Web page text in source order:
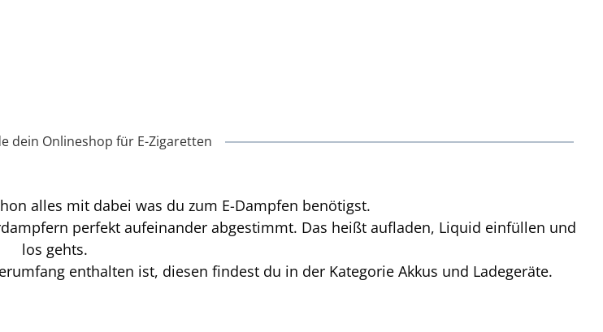
dein Onlineshop für E-Zigaretten
alles mit dabei was du zum E-Dampfen benötigst.
perfekt aufeinander abgestimmt. Das heißt aufladen, Liquid einfüllen und
los gehts.
enthalten ist, diesen findest du in der Kategorie Akkus und Ladegeräte.